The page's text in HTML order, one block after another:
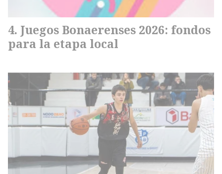
Juegos Bonaerenses 2026: fondos
para la etapa local